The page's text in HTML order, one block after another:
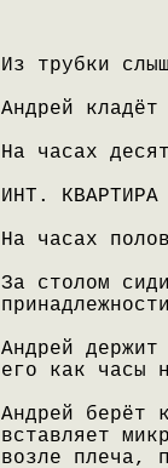
Из трубки
Андрей
На часах
ИНТ. КВАРТИРА
На часах
За столом
Андрей
его как часы
Андрей берёт
вставляет
возле плеча,